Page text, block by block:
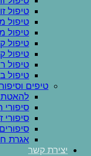
טיפול
טיפול
טיפול
טיפול
טיפול
טיפול
טיפול
טיפים
להאטת
סיפורי
אגרת
יצירת קשר